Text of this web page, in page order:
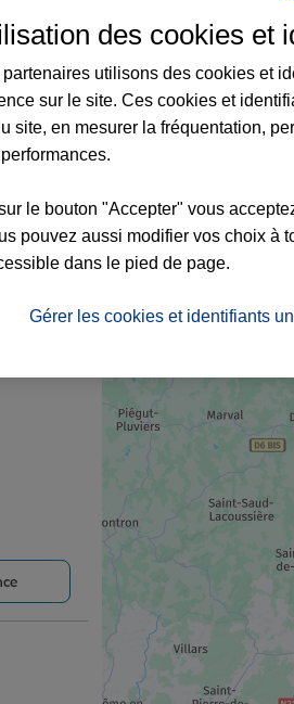
Saint-Yrieix-la-
des cookies et
partenaires utilisons des cookies et
sur le site. Ces cookies et
site, en mesurer la fréquentation,
le bouton "Accepter" vous
pouvez aussi modifier vos choix à
dans le pied de page.
Gérer les cookies et identifiants